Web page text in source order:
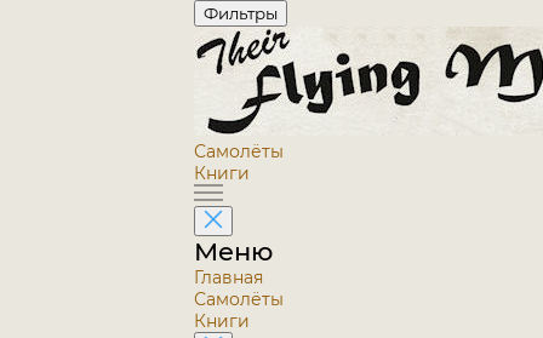
Фильтры
Самолёты
Книги
Меню
Главная
Самолёты
Книги